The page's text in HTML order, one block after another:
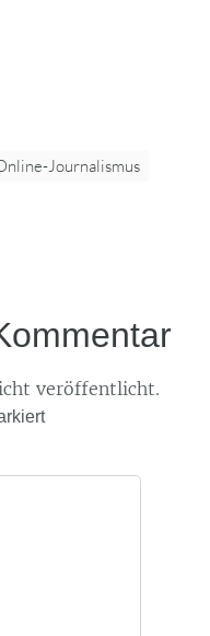
Journalismus
veröffentlicht.